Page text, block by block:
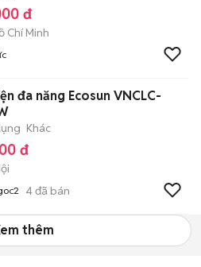
đ
Chí Minh
đa năng Ecosun VNCLC-
Khác
đ
4đã bán
thêm